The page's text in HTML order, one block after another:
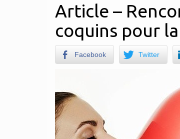
Article –
coquins pour
Facebook Twitter